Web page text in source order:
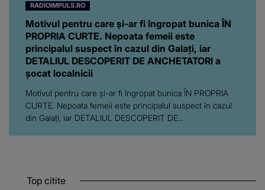
RADIOIMPULS.RO
Motivul pentru care și-ar fi îngropat bunica ÎN
PROPRIA CURTE. Nepoata femeii este
principalul suspect în cazul din Galați, iar
DETALIUL DESCOPERIT DE ANCHETATORI a
șocat localnicii
Motivul pentru care și-ar fi îngropat bunica ÎN PROPRIA
CURTE. Nepoata femeii este principalul suspect în cazul
din Galați, iar DETALIUL DESCOPERIT DE...
Top citite